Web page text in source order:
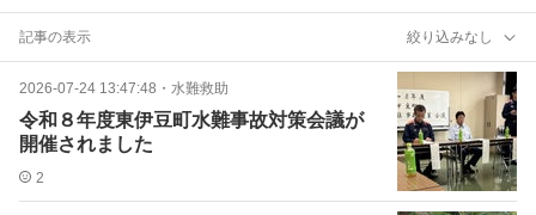
記事の表示 絞り込みなし
2026-07-24 13:47:48 ・ 水難救助
令和８年度東伊豆町水難事故対策会議が
開催されました
2